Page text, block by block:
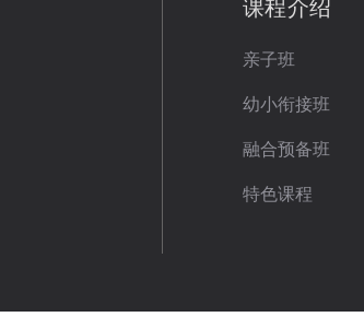
课程介绍
亲子班
幼小衔接班
融合预备班
特色课程